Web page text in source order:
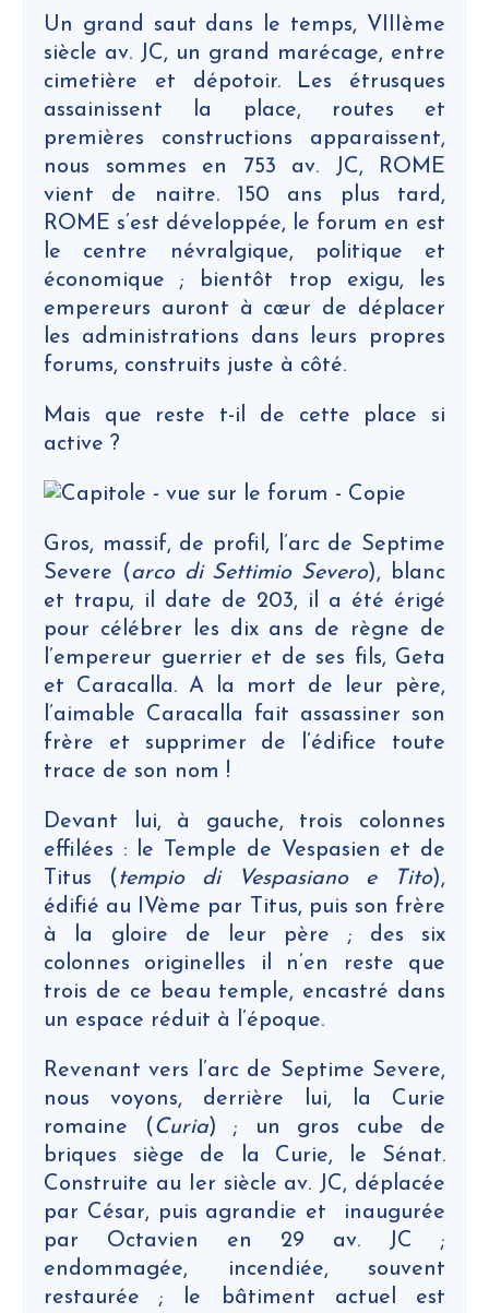
Un grand saut dans le temps, VIIIème
siècle av. JC, un grand marécage, entre
cimetière et dépotoir. Les étrusques
assainissent la place, routes et
premières constructions apparaissent,
nous sommes en 753 av. JC, ROME
vient de naitre. 150 ans plus tard,
ROME s’est développée, le forum en est
le centre névralgique, politique et
économique ; bientôt trop exigu, les
empereurs auront à cœur de déplacer
les administrations dans leurs propres
forums, construits juste à côté.
Mais que reste t-il de cette place si
active ?
Gros, massif, de profil, l’arc de Septime
Severe (arco di Settimio Severo), blanc
et trapu, il date de 203, il a été érigé
pour célébrer les dix ans de règne de
l’empereur guerrier et de ses fils, Geta
et Caracalla. A la mort de leur père,
l’aimable Caracalla fait assassiner son
frère et supprimer de l’édifice toute
trace de son nom !
Devant lui, à gauche, trois colonnes
effilées : le Temple de Vespasien et de
Titus ( tempio di Vespasiano e Tito),
édifié au IVème par Titus, puis son frère
à la gloire de leur père ; des six
colonnes originelles il n’en reste que
trois de ce beau temple, encastré dans
un espace réduit à l’époque.
Revenant vers l’arc de Septime Severe,
nous voyons, derrière lui, la Curie
romaine ( Curia) ; un gros cube de
briques siège de la Curie, le Sénat.
Construite au Ier siècle av. JC, déplacée
par César, puis agrandie et inaugurée
par Octavien en 29 av. JC ;
endommagée, incendiée, souvent
restaurée ; le bâtiment actuel est